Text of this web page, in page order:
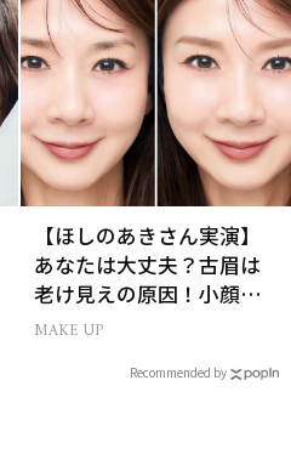
【ほしのあきさん実演】
あなたは大丈夫？古眉は
老け見えの原因！小顔と
目元パッチリを叶える美
MAKE UP
Recommended by